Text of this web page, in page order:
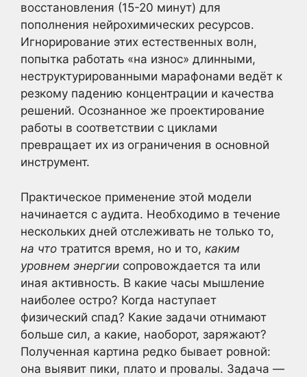
восстановления (15-20 минут) для
пополнения нейрохимических ресурсов.
Игнорирование этих естественных волн,
попытка работать «на износ» длинными,
неструктурированными марафонами ведёт к
резкому падению концентрации и качества
решений. Осознанное же проектирование
работы в соответствии с циклами
превращает их из ограничения в основной
инструмент.
Практическое применение этой модели
начинается с аудита. Необходимо в течение
нескольких дней отслеживать не только то,
на что тратится время, но и то, каким
уровнем энергии сопровождается та или
иная активность. В какие часы мышление
наиболее остро? Когда наступает
физический спад? Какие задачи отнимают
больше сил, а какие, наоборот, заряжают?
Полученная картина редко бывает ровной:
она выявит пики, плато и провалы. Задача —